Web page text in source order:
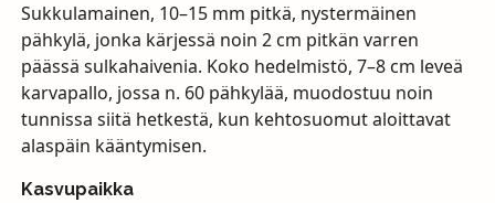
Sukkulamainen, 10–15 mm pitkä, nystermäinen
pähkylä, jonka kärjessä noin 2 cm pitkän varren
päässä sulkahaivenia. Koko hedelmistö, 7–8 cm leveä
karvapallo, jossa n. 60 pähkylää, muodostuu noin
tunnissa siitä hetkestä, kun kehtosuomut aloittavat
alaspäin kääntymisen.
Kasvupaikka